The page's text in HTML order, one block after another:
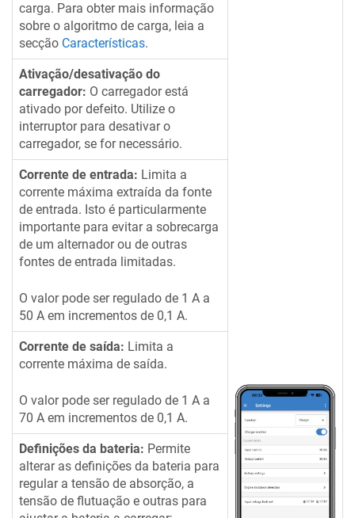
carga. Para obter mais informação
sobre o algoritmo de carga, leia a
secção Características.
Ativação/desativação do
carregador: O carregador está
ativado por defeito. Utilize o
interruptor para desativar o
carregador, se for necessário.
Corrente de entrada: Limita a
corrente máxima extraída da fonte
de entrada. Isto é particularmente
importante para evitar a sobrecarga
de um alternador ou de outras
fontes de entrada limitadas.
O valor pode ser regulado de 1 A a
50 A em incrementos de 0,1 A.
Corrente de saída: Limita a
corrente máxima de saída.
O valor pode ser regulado de 1 A a
70 A em incrementos de 0,1 A.
Definições da bateria: Permite
alterar as definições da bateria para
regular a tensão de absorção, a
tensão de flutuação e outras para